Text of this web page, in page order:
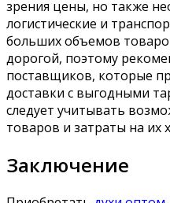
зрения цены, но также
логистические и
больших объемов
дорогой, поэтому
поставщиков, которые
доставки с выгодными
следует учитывать
товаров и затраты на их
Заключение